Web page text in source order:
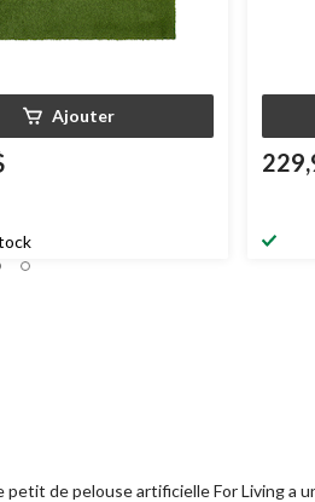
Ajouter
de pelouse artificielle For Living